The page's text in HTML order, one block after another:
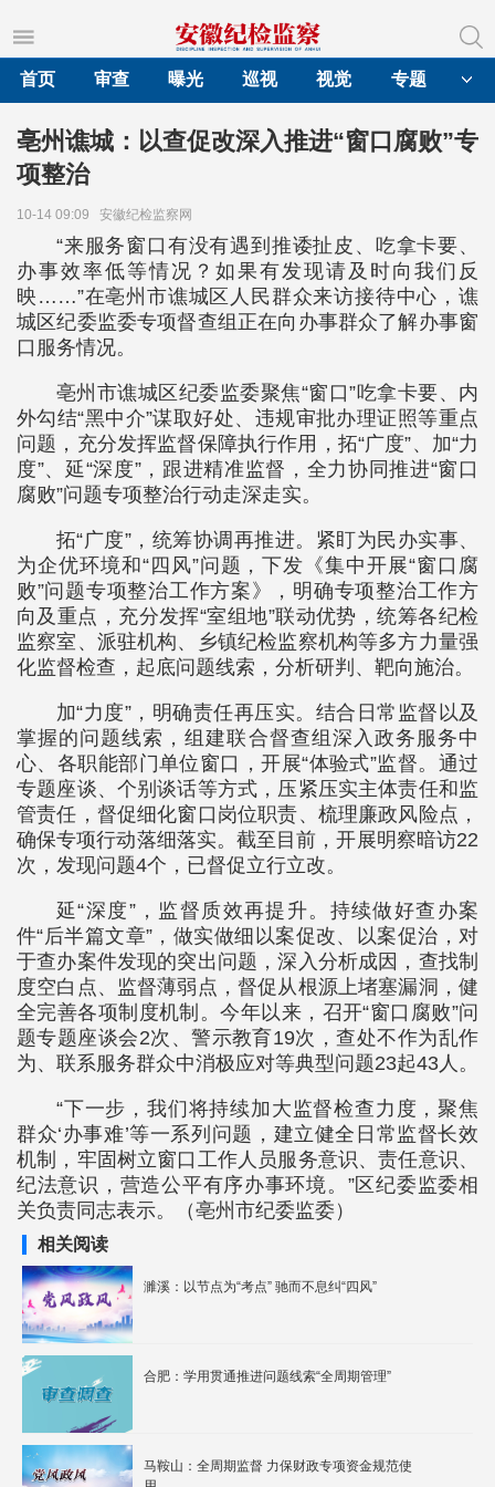
首页
审查 曝光 巡视 视觉 专题
亳州谯城：以查促改深入推进“窗口腐败”专
项整治
10-14 09:09 安徽纪检监察网
“来服务窗口有没有遇到推诿扯皮、吃拿卡要、
办事效率低等情况？如果有发现请及时向我们反
映……”在亳州市谯城区人民群众来访接待中心，谯
城区纪委监委专项督查组正在向办事群众了解办事窗
口服务情况。
亳州市谯城区纪委监委聚焦“窗口”吃拿卡要、内
外勾结“黑中介”谋取好处、违规审批办理证照等重点
问题，充分发挥监督保障执行作用，拓“广度”、加“力
度”、延“深度”，跟进精准监督，全力协同推进“窗口
腐败”问题专项整治行动走深走实。
拓“广度”，统筹协调再推进。紧盯为民办实事、
为企优环境和“四风”问题，下发《集中开展“窗口腐
败”问题专项整治工作方案》，明确专项整治工作方
向及重点，充分发挥“室组地”联动优势，统筹各纪检
监察室、派驻机构、乡镇纪检监察机构等多方力量强
化监督检查，起底问题线索，分析研判、靶向施治。
加“力度”，明确责任再压实。结合日常监督以及
掌握的问题线索，组建联合督查组深入政务服务中
心、各职能部门单位窗口，开展“体验式”监督。通过
专题座谈、个别谈话等方式，压紧压实主体责任和监
管责任，督促细化窗口岗位职责、梳理廉政风险点，
确保专项行动落细落实。截至目前，开展明察暗访22
次，发现问题4个，已督促立行立改。
延“深度”，监督质效再提升。持续做好查办案
件“后半篇文章”，做实做细以案促改、以案促治，对
于查办案件发现的突出问题，深入分析成因，查找制
度空白点、监督薄弱点，督促从根源上堵塞漏洞，健
全完善各项制度机制。今年以来，召开“窗口腐败”问
题专题座谈会2次、警示教育19次，查处不作为乱作
为、联系服务群众中消极应对等典型问题23起43人。
“下一步，我们将持续加大监督检查力度，聚焦
群众‘办事难’等一系列问题，建立健全日常监督长效
机制，牢固树立窗口工作人员服务意识、责任意识、
纪法意识，营造公平有序办事环境。”区纪委监委相
关负责同志表示。（亳州市纪委监委）
相关阅读
濉溪：以节点为“考点” 驰而不息纠“四风”
合肥：学用贯通推进问题线索“全周期管理”
马鞍山：全周期监督 力保财政专项资金规范使